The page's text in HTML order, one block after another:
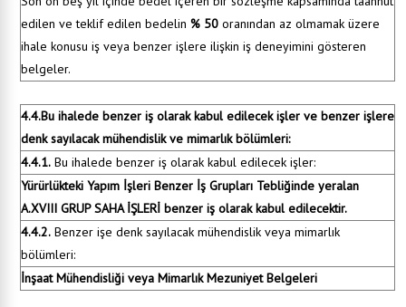
edilen ve teklif edilen bedelin % 50 oranından az olmamak üzere
ihale konusu iş veya benzer işlere ilişkin iş deneyimini gösteren
belgeler.
4.4.Bu ihalede benzer iş olarak kabul edilecek işler ve benzer işlere
denk sayılacak mühendislik ve mimarlık bölümleri:
4.4.1. Bu ihalede benzer iş olarak kabul edilecek işler:
Yürürlükteki Yapım İşleri Benzer İş Grupları Tebliğinde yeralan
A.XVIII GRUP SAHA İŞLERİ benzer iş olarak kabul edilecektir.
4.4.2. Benzer işe denk sayılacak mühendislik veya mimarlık
bölümleri:
İnşaat Mühendisliği veya Mimarlık Mezuniyet Belgeleri